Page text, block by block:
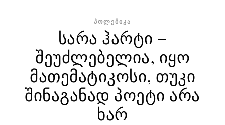
ᲞᲝᲚᲔᲛᲘᲙᲐ
სარა ჰარტი –
შეუძლებელია, იყო
მათემატიკოსი, თუკი
შინაგანად პოეტი არა
ხარ